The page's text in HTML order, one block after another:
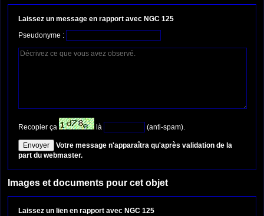
Laissez un message en rapport avec NGC 125
Pseudonyme :
Recopier ça là (anti-spam).
Votre message n'apparaîtra qu'après validation de la
part du webmaster.
Images et documents pour cet objet
Laissez un lien en rapport avec NGC 125